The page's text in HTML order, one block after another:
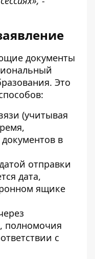
документы
Это
(учитывая
в
отправки
дата,
ящике
полномочия
с